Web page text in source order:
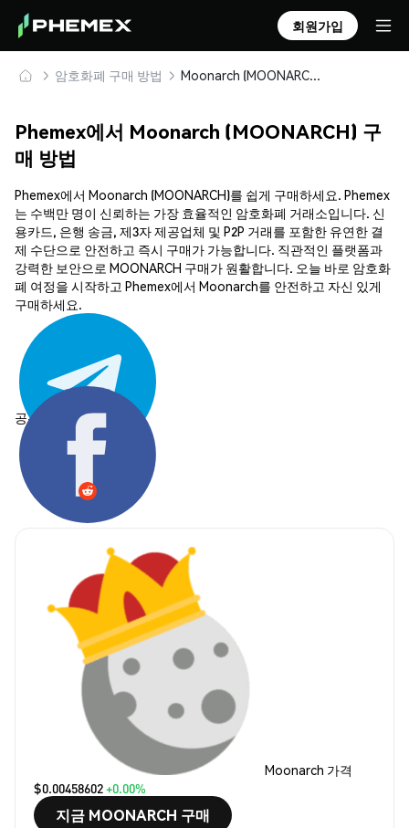
회원가입
암호화폐 구매 방법 Moonarch (MOONARCH) 안전하게 구매 및 보관
Phemex에서 Moonarch (MOONARCH) 구
매 방법
Phemex에서 Moonarch (MOONARCH)를 쉽게 구매하세요. Phemex
는 수백만 명이 신뢰하는 가장 효율적인 암호화폐 거래소입니다. 신
용카드, 은행 송금, 제3자 제공업체 및 P2P 거래를 포함한 유연한 결
제 수단으로 안전하고 즉시 구매가 가능합니다. 직관적인 플랫폼과
강력한 보안으로 MOONARCH 구매가 원활합니다. 오늘 바로 암호화
폐 여정을 시작하고 Phemex에서 Moonarch를 안전하고 자신 있게
구매하세요.
공유하기:
Moonarch 가격
$0.00458602+0.00%
지금 MOONARCH 구매